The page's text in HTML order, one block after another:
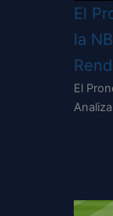
El
la
El